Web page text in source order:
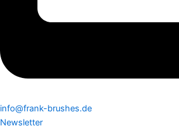
info@frank-brushes.de
Newsletter